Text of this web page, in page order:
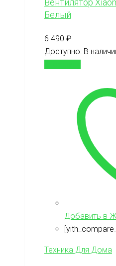
Белый
6 490 ₽
Доступно: В
Добавить в
Техника Для Дома